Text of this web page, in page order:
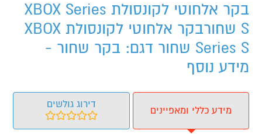
בקר אלחוטי לקונסולת XBOX Series
S שחורבקר אלחוטי לקונסולת XBOX
Series S שחור דגם: בקר שחור -
מידע נוסף
מידע כללי ומאפיינים
דירוג גולשים